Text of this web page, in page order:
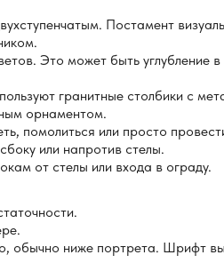
Постамент
Это может быть углубление
гранитные столбики с
орнаментом.
помолиться или просто
или напротив стелы.
от стелы или входа в ограду.
обычно ниже портрета. Шрифт